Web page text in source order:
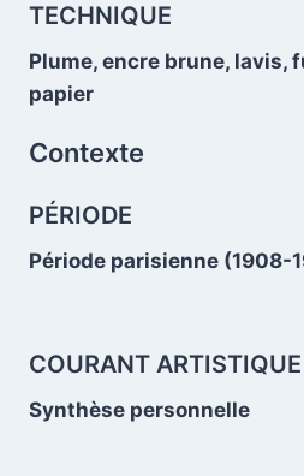
TECHNIQUE
Plume, encre brune, lavis,
papier
Contexte
PÉRIODE
Période parisienne (1908-
.
COURANT ARTISTIQUE
Synthèse personnelle